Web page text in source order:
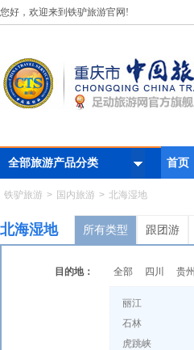
您好，欢迎来到铁驴旅游官网!
全部旅游产品分类 首页
铁驴旅游 > 国内旅游 > 北海湿地
北海湿地 所有类型 跟团游
目的地： 全部 四川 贵州
丽江
石林
虎跳峡